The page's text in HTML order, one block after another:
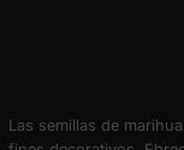
Las semillas de